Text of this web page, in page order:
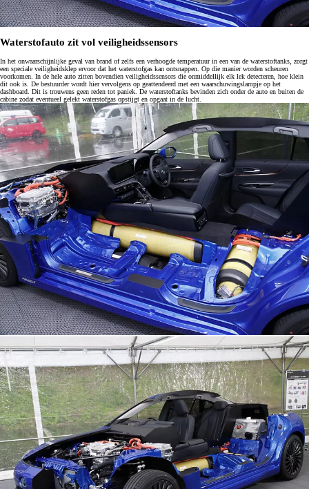
Waterstofauto zit vol veiligheidssensors
In het onwaarschijnlijke geval van brand of zelfs een verhoogde temperatuur in een van de waterstoftanks, zorgt
een speciale veiligheidsklep ervoor dat het waterstofgas kan ontsnappen. Op die manier worden scheuren
voorkomen. In de hele auto zitten bovendien veiligheidssensors die onmiddellijk elk lek detecteren, hoe klein
dit ook is. De bestuurder wordt hier vervolgens op geattendeerd met een waarschuwingslampje op het
dashboard. Dit is trouwens geen reden tot paniek. De waterstoftanks bevinden zich onder de auto en buiten de
cabine zodat eventueel gelekt waterstofgas opstijgt en opgaat in de lucht.